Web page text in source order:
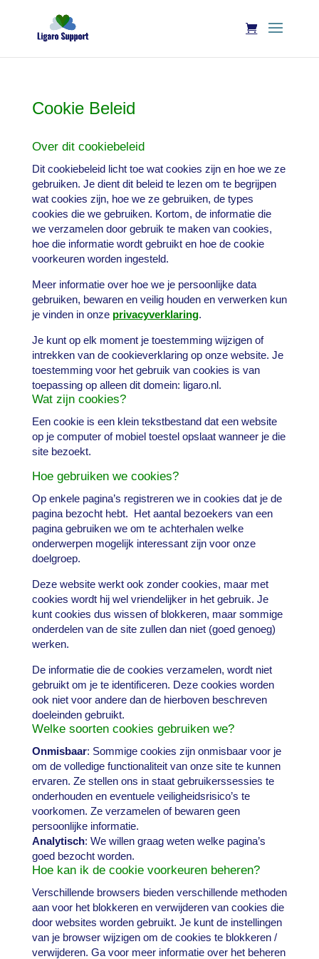
Cookie Beleid
Over dit cookiebeleid
Dit cookiebeleid licht toe wat cookies zijn en hoe we ze
gebruiken. Je dient dit beleid te lezen om te begrijpen
wat cookies zijn, hoe we ze gebruiken, de types
cookies die we gebruiken. Kortom, de informatie die
we verzamelen door gebruik te maken van cookies,
hoe die informatie wordt gebruikt en hoe de cookie
voorkeuren worden ingesteld.
Meer informatie over hoe we je persoonlijke data
gebruiken, bewaren en veilig houden en verwerken kun
je vinden in onze privacyverklaring.
Je kunt op elk moment jetoestemming wijzigen of
intrekken van de cookieverklaring op onze website. Je
toestemming voor het gebruik van cookies is van
toepassing op alleen dit domein: ligaro.nl.
Wat zijn cookies?
Een cookie is een klein tekstbestand dat een website
op je computer of mobiel toestel opslaat wanneer je die
site bezoekt.
Hoe gebruiken we cookies?
Op enkele pagina’s registreren we in cookies dat je de
pagina bezocht hebt. Het aantal bezoekers van een
pagina gebruiken we om te achterhalen welke
onderwerpen mogelijk interessant zijn voor onze
doelgroep.
Deze website werkt ook zonder cookies, maar met
cookies wordt hij wel vriendelijker in het gebruik. Je
kunt cookies dus wissen of blokkeren, maar sommige
onderdelen van de site zullen dan niet (goed genoeg)
werken.
De informatie die de cookies verzamelen, wordt niet
gebruikt om je te identificeren. Deze cookies worden
ook niet voor andere dan de hierboven beschreven
doeleinden gebruikt.
Welke soorten cookies gebruiken we?
Onmisbaar: Sommige cookies zijn onmisbaar voor je
om de volledige functionaliteit van onze site te kunnen
ervaren. Ze stellen ons in staat gebruikerssessies te
onderhouden en eventuele veiligheidsrisico’s te
voorkomen. Ze verzamelen of bewaren geen
persoonlijke informatie.
Analytisch: We willen graag weten welke pagina’s
goed bezocht worden.
Hoe kan ik de cookie voorkeuren beheren?
Verschillende browsers bieden verschillende methoden
aan voor het blokkeren en verwijderen van cookies die
door websites worden gebruikt. Je kunt de instellingen
van je browser wijzigen om de cookies te blokkeren /
verwijderen. Ga voor meer informatie over het beheren